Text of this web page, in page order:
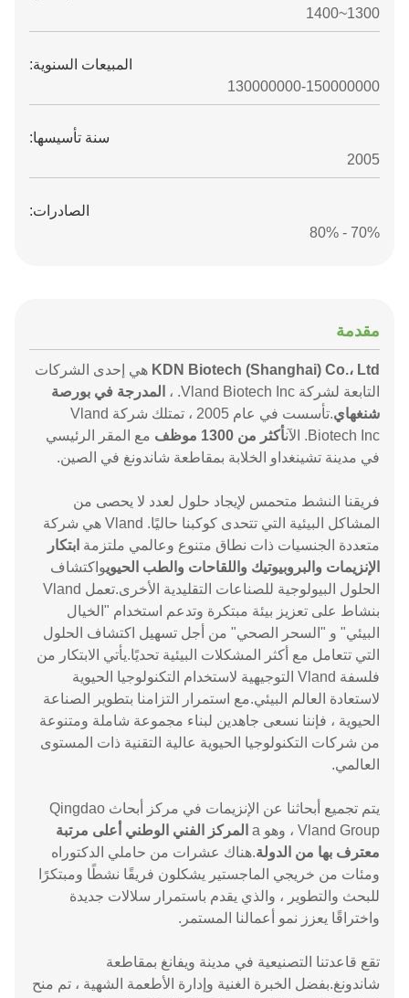
1300~1400
المبيعات السنوية:
130000000-150000000
سنة تأسيسها:
2005
الصادرات:
70% - 80%
مقدمة
KDN Biotech (Shanghai) Co.، Ltd هي إحدى الشركات
التابعة لشركة Vland Biotech Inc. ،
المدرجة في بورصة
شنغهاي
.تأسست في عام 2005 ، تمتلك شركة Vland
Biotech Inc. الآن
أكثر من 1300 موظف
مع المقر الرئيسي
في مدينة تشينغداو الخلابة بمقاطعة شاندونغ في الصين.
فريقنا النشط متحمس لإيجاد حلول لعدد لا يحصى من
المشاكل البيئية التي تتحدى كوكبنا حاليًا. Vland هي شركة
متعددة الجنسيات ذات نطاق متنوع وعالمي ملتزمة ابتكار
الإنزيمات والبروبيوتيك واللقاحات والطب الحيويواكتشاف
الحلول البيولوجية للصناعات التقليدية الأخرى.تعمل Vland
بنشاط على تعزيز بيئة مبتكرة وتدعم استخدام "الخيال
البيئي" و "السحر الصحي" من أجل تسهيل اكتشاف الحلول
التي تتعامل مع أكثر المشكلات البيئية تحديًا.يأتي الابتكار من
فلسفة Vland التوجيهية لاستخدام التكنولوجيا الحيوية
لاستعادة العالم البيئي.مع استمرار التزامنا بتطوير الصناعة
الحيوية ، فإننا نسعى جاهدين لبناء مجموعة شاملة ومتنوعة
من شركات التكنولوجيا الحيوية عالية التقنية ذات المستوى
العالمي.
يتم تجميع أبحاثنا عن الإنزيمات في مركز أبحاث Qingdao
Vland Group ، وهو a
المركز الفني الوطني أعلى مرتبة
معترف بها من الدولة.هناك عشرات من حاملي الدكتوراه
ومئات من خريجي الماجستير يشكلون فريقًا نشطًا ومبتكرًا
للبحث والتطوير ، والذي يقدم باستمرار سلالات جديدة
واختراقًا يعزز نمو أعمالنا المستمر.
تقع قاعدتنا التصنيعية في مدينة ويفانغ بمقاطعة
شاندونغ.بفضل الخبرة الغنية وإدارة الأطعمة الشهية ، تم منح